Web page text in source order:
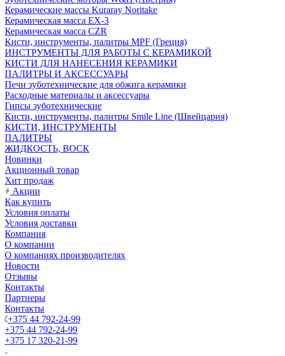
Керамические массы Kuraray Noritake
Керамическая масса EX-3
Керамическая масса CZR
Кисти, инструменты, палитры MPF (Греция)
ИНСТРУМЕНТЫ ДЛЯ РАБОТЫ С КЕРАМИКОЙ
КИСТИ ДЛЯ НАНЕСЕНИЯ КЕРАМИКИ
ПАЛИТРЫ И АКСЕССУАРЫ
Печи зуботехнические для обжига керамики
Расходные материалы и аксессуары
Гипсы зуботехнические
Кисти, инструменты, палитры Smile Line (Швейцария)
КИСТИ, ИНСТРУМЕНТЫ
ПАЛИТРЫ
ЖИДКОСТЬ, ВОСК
Новинки
Акционный товар
Хит продаж
Акции
Как купить
Условия оплаты
Условия доставки
Компания
О компании
О компаниях производителях
Новости
Отзывы
Контакты
Партнеры
Контакты
+375 44 792-24-99
+375 44 792-24-99
+375 17 320-21-99